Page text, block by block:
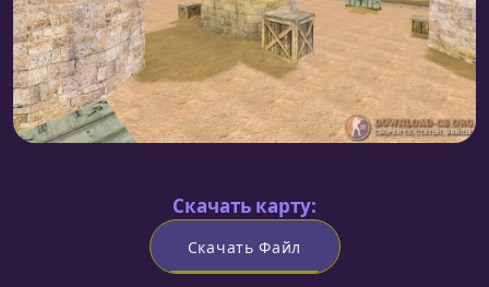
Скачать карту:
Скачать Файл